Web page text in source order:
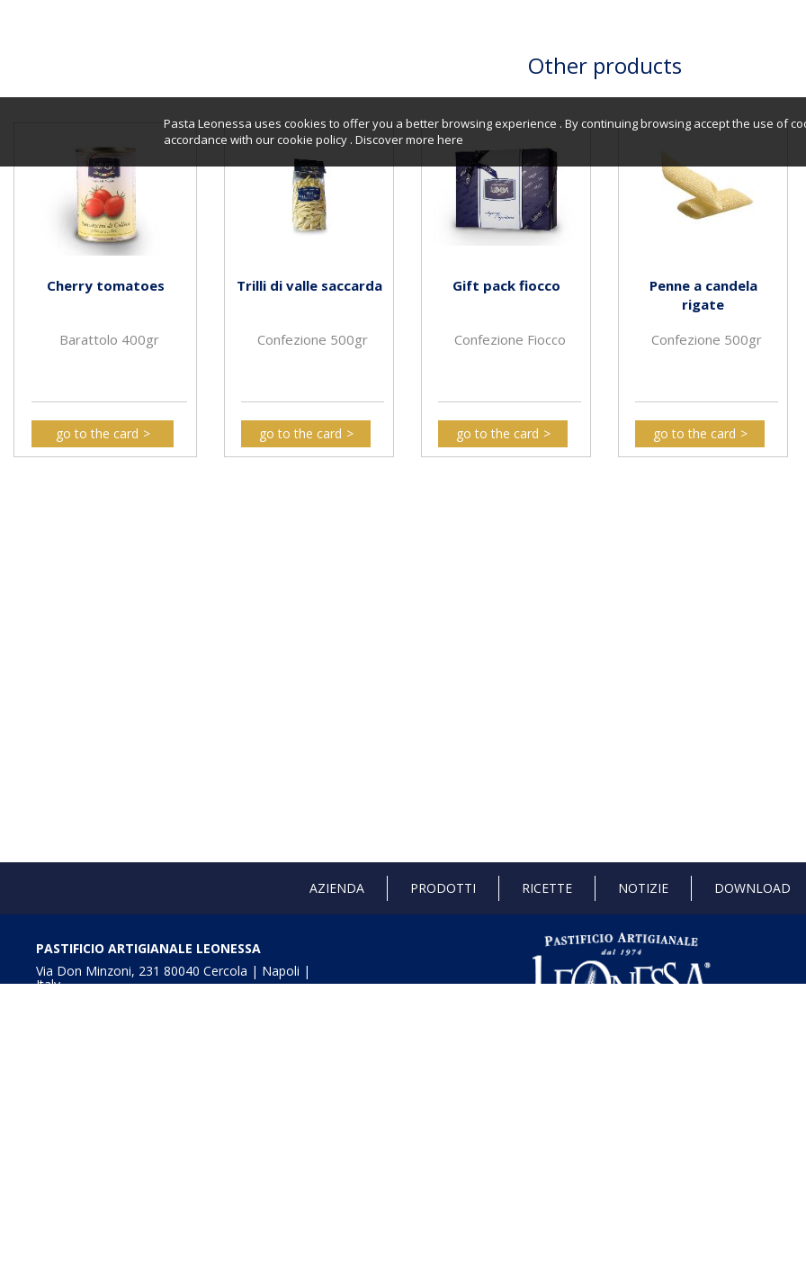
Pasta Leonessa uses cookies to offer you a better browsing experience . By continuing browsing accept the use of
accordance with our cookie policy . Discover more here
Other products
Cherry tomatoes
Barattolo 400gr
go to the card
Trilli di valle saccarda
Confezione 500gr
go to the card
Gift pack fiocco
Confezione Fiocco
go to the card
Penne a candela
rigate
Confezione 500gr
go to the card
AZIENDA PRODOTTI RICETTE NOTIZIE DOWNLOAD
PASTIFICIO ARTIGIANALE LEONESSA
Via Don Minzoni, 231 80040 Cercola | Napoli |
Italy